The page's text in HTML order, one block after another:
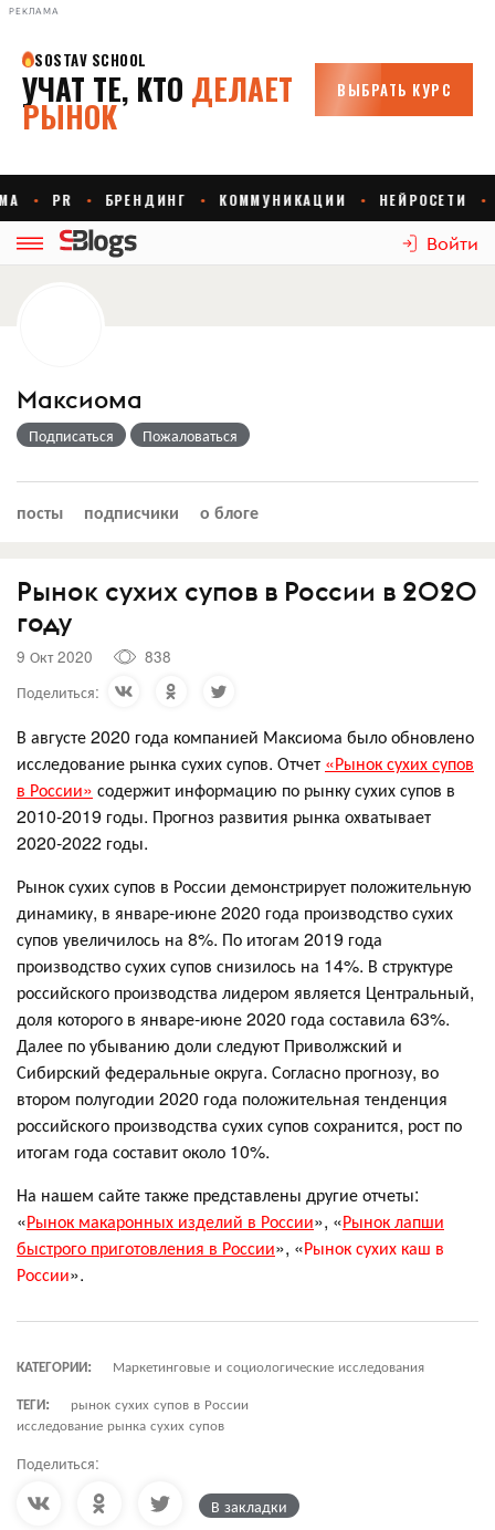
РЕКЛАМА
Войти
Максиома
Подписаться Пожаловаться
посты подписчики о блоге
Рынок сухих супов в России в 2020
году
9 Окт 2020
838
Поделиться:
В августе 2020 года компанией Максиома было обновлено
исследование рынка сухих супов. Отчет «Рынок сухих супов
в России» содержит информацию по рынку сухих супов в
2010-2019 годы. Прогноз развития рынка охватывает
2020-2022 годы.
Рынок сухих супов в России демонстрирует положительную
динамику, в январе-июне 2020 года производство сухих
супов увеличилось на 8%. По итогам 2019 года
производство сухих супов снизилось на 14%. В структуре
российского производства лидером является Центральный,
доля которого в январе-июне 2020 года составила 63%.
Далее по убыванию доли следуют Приволжский и
Сибирский федеральные округа. Согласно прогнозу, во
втором полугодии 2020 года положительная тенденция
российского производства сухих супов сохранится, рост по
итогам года составит около 10%.
На нашем сайте также представлены другие отчеты:
«Рынок макаронных изделий в России», «Рынок лапши
быстрого приготовления в России», «Рынок сухих каш в
России».
КАТЕГОРИИ:
Маркетинговые и социологические исследования
ТЕГИ:
рынок сухих супов в России
исследование рынка сухих супов
Поделиться:
В закладки